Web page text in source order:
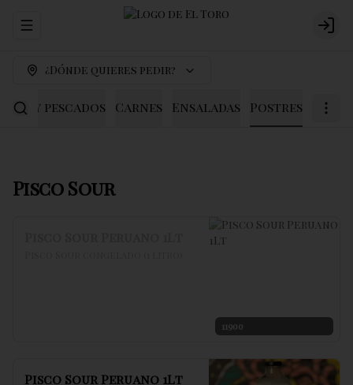
Abrir menu de navegación
¿Dónde quieres pedir?
y pescados Carnes Ensaladas Postres
Pisco Sour
11900
Pisco Sour Peruano 1Lt